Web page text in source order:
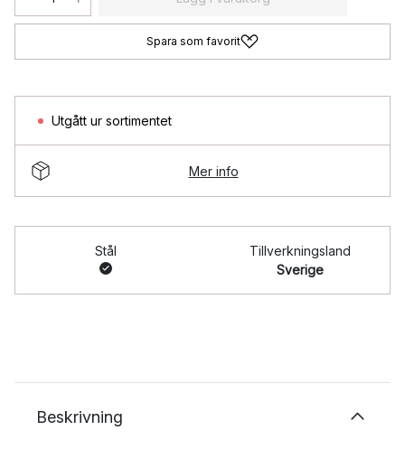
Spara som favorit
Utgått ur sortimentet
Mer info
Stål
Tillverkningsland
Sverige
Beskrivning